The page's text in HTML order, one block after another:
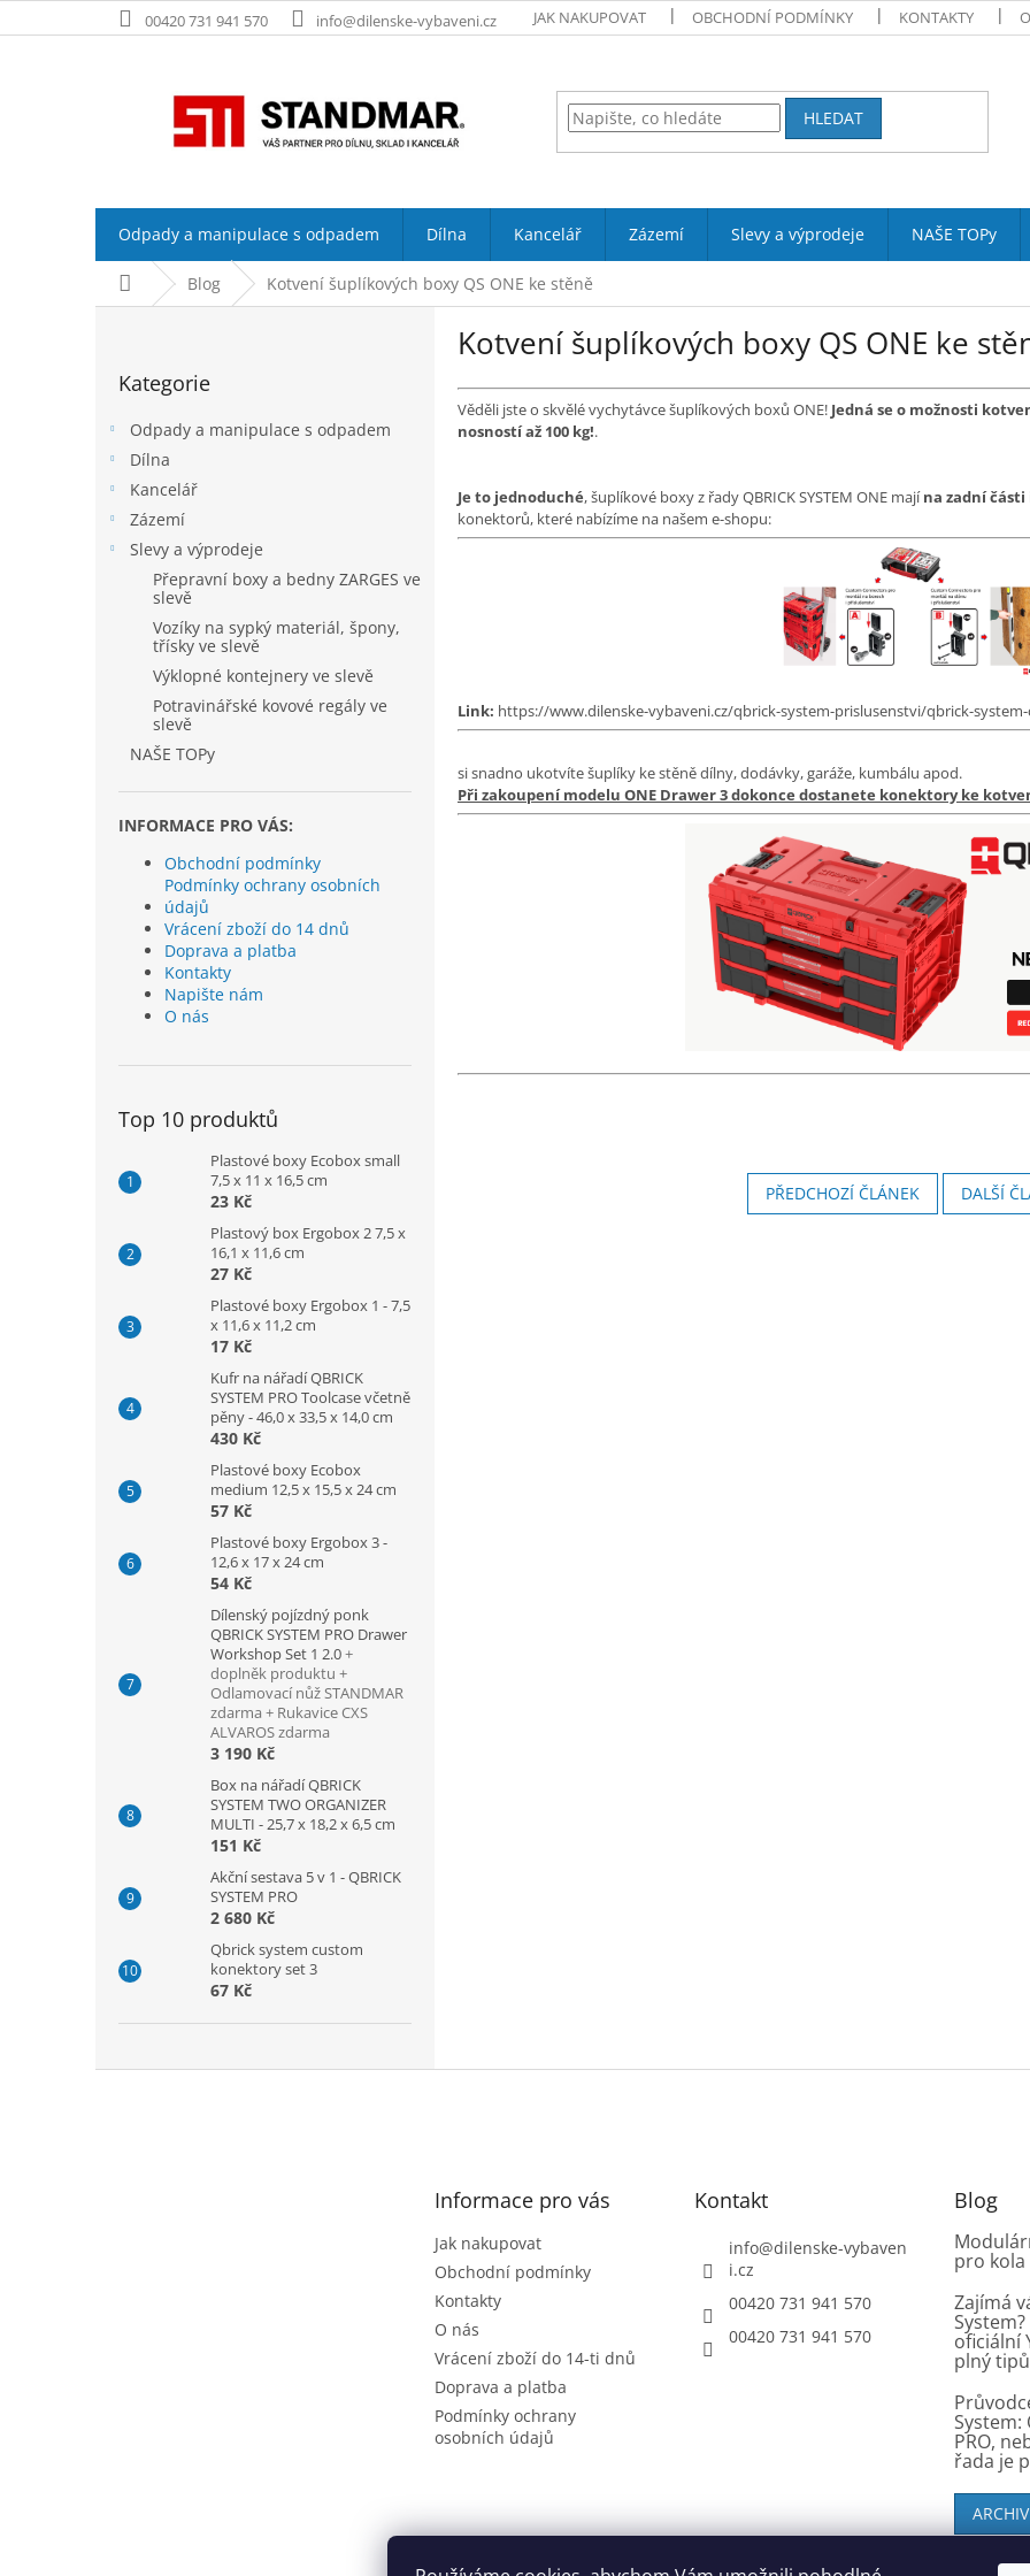
na
00420 731 941 570 info@dilenske-vybaveni.cz JAK NAKUPOVAT OBCHODNÍ PODMÍNKY KONTAKTY
HLEDAT
Odpady a manipulace s odpadem Dílna Kancelář Zázemí Slevy a výprodeje NAŠE TOPy
Domů Blog Kotvení šuplíkových boxy QS ONE ke stěně
kategorie
Kategorie
Odpady a manipulace s odpadem
Dílna
Kancelář
Zázemí
Slevy a výprodeje
Přepravní boxy a bedny ZARGES ve
slevě
Vozíky na sypký materiál, špony,
třísky ve slevě
Výklopné kontejnery ve slevě
Potravinářské kovové regály ve
slevě
NAŠE TOPy
INFORMACE PRO VÁS:
Obchodní podmínky
Podmínky ochrany osobních
údajů
Vrácení zboží do 14 dnů
Doprava a platba
Kontakty
Napište nám
O nás
Top 10 produktů
Plastové boxy Ecobox small
7,5 x 11 x 16,5 cm
23 Kč
Plastový box Ergobox 2 7,5 x
16,1 x 11,6 cm
27 Kč
Plastové boxy Ergobox 1 - 7,5
x 11,6 x 11,2 cm
17 Kč
Kufr na nářadí QBRICK
SYSTEM PRO Toolcase včetně
pěny - 46,0 x 33,5 x 14,0 cm
430 Kč
Plastové boxy Ecobox
medium 12,5 x 15,5 x 24 cm
57 Kč
Plastové boxy Ergobox 3 -
12,6 x 17 x 24 cm
54 Kč
Dílenský pojízdný ponk
QBRICK SYSTEM PRO Drawer
Workshop Set 1 2.0+
doplněk produktu +
Odlamovací nůž STANDMAR
zdarma + Rukavice CXS
ALVAROS zdarma
3 190 Kč
Box na nářadí QBRICK
SYSTEM TWO ORGANIZER
MULTI - 25,7 x 18,2 x 6,5 cm
151 Kč
Akční sestava 5 v 1 - QBRICK
SYSTEM PRO
2 680 Kč
Qbrick system custom
konektory set 3
67 Kč
Kotvení šuplíkových boxy QS ONE ke
Věděli jste o skvělé vychytávce šuplíkových boxů ONE! Jedná se o možnosti
nosností až 100 kg!.
Je to jednoduché, šuplíkové boxy z řady QBRICK SYSTEM ONE majína zadní
konektorů, které nabízíme na našem e-shopu:
Link: https://www.dilenske-vybaveni.cz/qbrick-system-prislusenstvi/qbrick-
si snadno ukotvíte šuplíky ke stěně dílny, dodávky, garáže, kumbálu apod.
Při zakoupení modelu ONE Drawer 3 dokonce dostanete konektory ke
PŘEDCHOZÍ ČLÁNEK DALŠÍ
Informace pro vás
Jak nakupovat
Obchodní podmínky
Kontakty
O nás
Vrácení zboží do 14-ti dnů
Doprava a platba
Podmínky ochrany
osobních údajů
Kontakt
info@dilenske-vybaven
i.cz
00420 731 941 570
00420 731 941 570
Blog
pro kola
Zajímá
oficiální
plný
System:
PRO,
řada je
ARCHIV